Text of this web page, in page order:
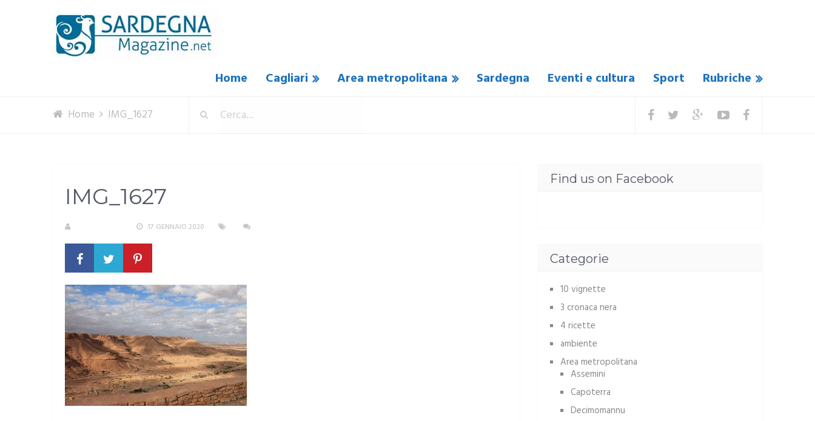
Home Cagliari Area metropolitana Sardegna Eventi e cultura Sport Rubriche
Home IMG_1627
IMG_1627
17 GENNAIO 2020
Find us on Facebook
Categorie
10 vignette
3 cronaca nera
4 ricette
ambiente
Area metropolitana
Assemini
Capoterra
Decimomannu